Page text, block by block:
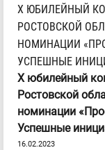
Х ЮБИЛЕЙНЫЙ
РОСТОВСКОЙ
НОМИНАЦИИ
УСПЕШНЫЕ
Х юбилейный
Ростовской
номинации
Успешные
16.02.2023